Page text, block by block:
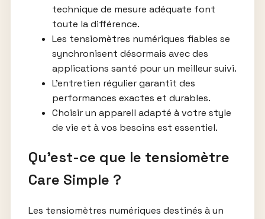
technique de mesure adéquate font
toute la différence.
Les tensiomètres numériques fiables se
synchronisent désormais avec des
applications santé pour un meilleur suivi.
L’entretien régulier garantit des
performances exactes et durables.
Choisir un appareil adapté à votre style
de vie et à vos besoins est essentiel.
Qu’est-ce que le tensiomètre
Care Simple ?
Les tensiomètres numériques destinés à un